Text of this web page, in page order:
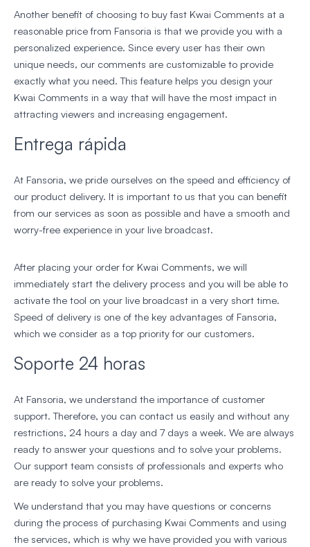
Another benefit of choosing to buy fast Kwai Comments at a
reasonable price from Fansoria is that we provide you with a
personalized experience. Since every user has their own
unique needs, our comments are customizable to provide
exactly what you need. This feature helps you design your
Kwai Comments in a way that will have the most impact in
attracting viewers and increasing engagement.
Entrega rápida
At Fansoria, we pride ourselves on the speed and efficiency of
our product delivery. It is important to us that you can benefit
from our services as soon as possible and have a smooth and
worry-free experience in your live broadcast.
After placing your order for Kwai Comments, we will
immediately start the delivery process and you will be able to
activate the tool on your live broadcast in a very short time.
Speed of delivery is one of the key advantages of Fansoria,
which we consider as a top priority for our customers.
Soporte 24 horas
At Fansoria, we understand the importance of customer
support. Therefore, you can contact us easily and without any
restrictions, 24 hours a day and 7 days a week. We are always
ready to answer your questions and to solve your problems.
Our support team consists of professionals and experts who
are ready to solve your problems.
We understand that you may have questions or concerns
during the process of purchasing Kwai Comments and using
the services, which is why we have provided you with various